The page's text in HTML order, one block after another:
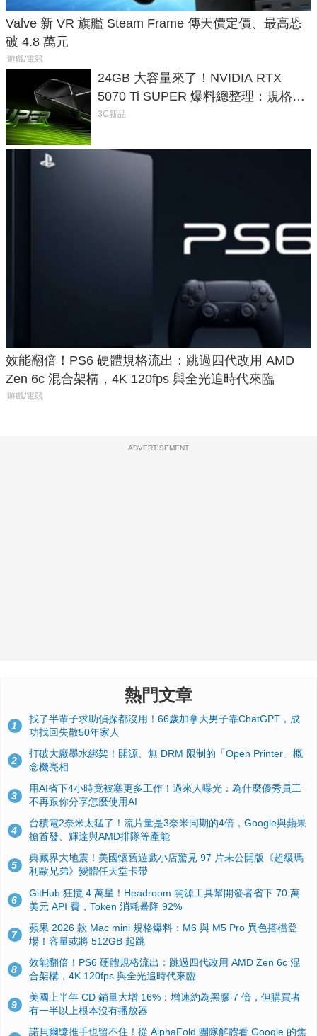
Valve 新 VR 旗艦 Steam Frame 傳天價定價、最高恐
破 4.8 萬元
遊戲/電競
24GB 大容量來了！NVIDIA RTX
5070 Ti SUPER 爆料總整理：規格、
功耗、上市時間
3C新品
效能翻倍！PS6 硬體規格流出：跳過四代改用 AMD
Zen 6c 混合架構，4K 120fps 與全光追時代來臨
遊戲/電競
ADVERTISEMENT
熱門文章
1
找了半輩子求助偵探都沒用！66歲加拿大男子靠ChatGPT，成
功找回失散50年家人
2
打破大廠墨水綁架！開源、無 DRM 限制的「Open Printer」概
念機亮相
3
用AI省下4小時竟被塞更多工作！過來人曝光：為什麼優秀員工
不再跟你分享怎麼使用AI
4
台積電2奈米太猛了！流片量是3奈米同期的4倍，Google與蘋果
搶首發、輝達與AMD排隊等產能
5
典藏界大地震！美國懷舊遊戲小店驚見 97 片未公開版《超級瑪
利歐兄弟》變體任天堂卡帶
6
GitHub 狂攬 4 萬星！Headroom 開源工具幫開發者省下 70 萬
美元 API 費，Token 消耗暴降 92%
7
蘋果 2026 款 Mac mini 規格爆料：M6 與 M5 Pro 異色搭檔登
場！容量或將 512GB 起跳
8
效能翻倍！PS6 硬體規格流出：跳過四代改用 AMD Zen 6c 混
合架構，4K 120fps 與全光追時代來臨
9
美國上半年 CD 銷量大增 16%：增速約為黑膠 7 倍，但購買者
有一半以上根本沒有播放器
諾貝爾獎推手也留不住！從 AlphaFold 團隊解體看 Google 的焦